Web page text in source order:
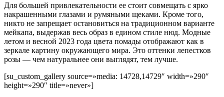
Для большей привлекательности ее стоит совмещать с ярко
накрашенными глазами и румяными щеками. Кроме того,
никто не запрещает остановиться на традиционном варианте
мейкапа, выдержав весь образ в едином стиле нюд. Модные
летом и весной 2023 года цвета помады отображают как в
зеркале картину окружающего мира. Это оттенки лепестков
розы — чем натуральнее они выглядят, тем лучше.
[su_custom_gallery source=»media: 14728,14729″ width=»290″
height=»290″ title=»never»]